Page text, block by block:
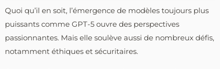
Quoi qu’il en soit, l’émergence de modèles toujours plus
puissants comme GPT-5 ouvre des perspectives
passionnantes. Mais elle soulève aussi de nombreux défis,
notamment éthiques et sécuritaires.